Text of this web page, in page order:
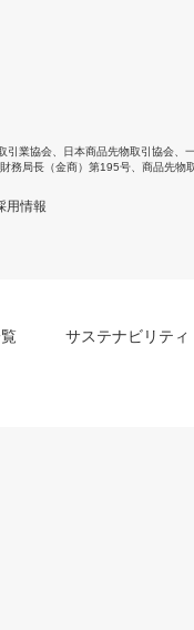
引業協会 日本商品先物取引協会
務局長（金商）第195号、商品先物
用情報
サステナビリティ